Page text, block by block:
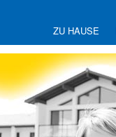
ZU HAUSE